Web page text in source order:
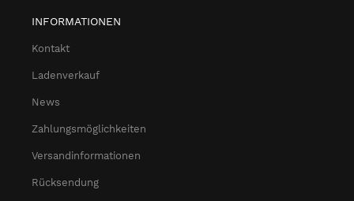
INFORMATIONEN
Kontakt
Ladenverkauf
News
Zahlungsmöglichkeiten
Versandinformationen
Rücksendung